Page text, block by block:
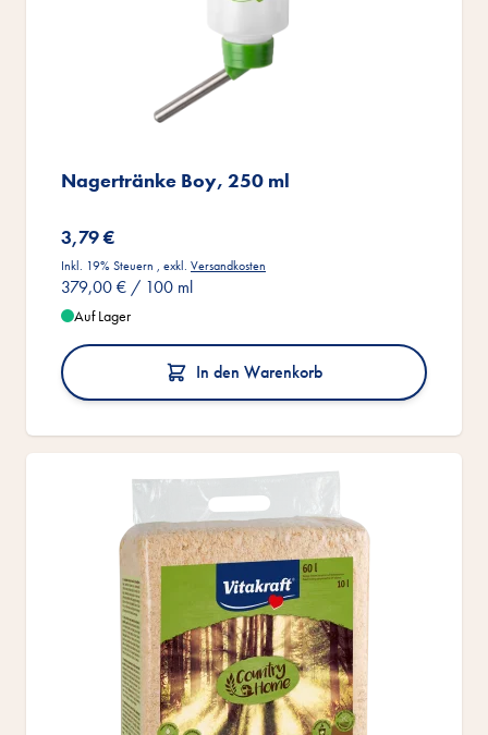
Nagertränke Boy, 250 ml
3,79 €
Inkl. 19% Steuern , exkl. Versandkosten
379,00 € / 100 ml
Auf Lager
In den Warenkorb